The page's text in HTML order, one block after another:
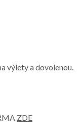
výlety a dovolenou.
ZDE